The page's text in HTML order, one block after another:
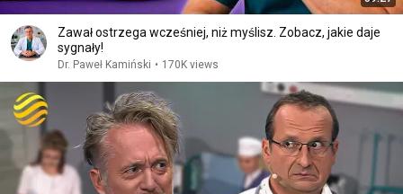
Zawał ostrzega wcześniej, niż myślisz. Zobacz, jakie daje
sygnały!
Dr. Paweł Kamiński • 170K views